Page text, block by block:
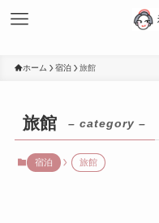
ホーム 宿泊 旅館
旅館 – category –
宿泊 旅館